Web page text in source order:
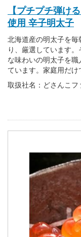
【プチプチ弾け
使用 辛子明太子
北海道産の明太子を毎
り、厳選しています
な味わいの明太子を
ています。家庭用だけ
取扱社名：どさんこフ